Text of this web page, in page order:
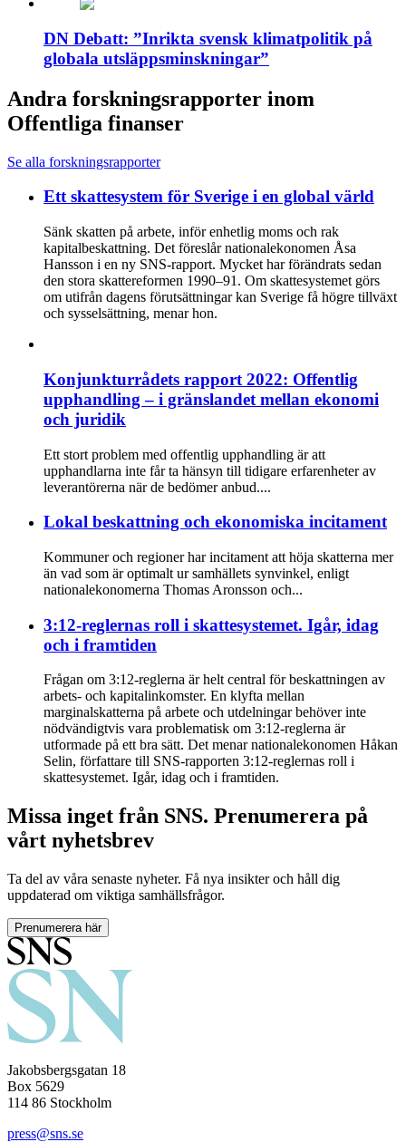
DN Debatt: ”Inrikta svensk klimatpolitik på
globala utsläppsminskningar”
Andra forskningsrapporter inom
Offentliga finanser
Se alla forskningsrapporter
Ett skattesystem för Sverige i en global värld
Sänk skatten på arbete, inför enhetlig moms och rak
kapitalbeskattning. Det föreslår nationalekonomen Åsa
Hansson i en ny SNS-rapport. Mycket har förändrats sedan
den stora skattereformen 1990–91. Om skattesystemet görs
om utifrån dagens förutsättningar kan Sverige få högre tillväxt
och sysselsättning, menar hon.
Konjunkturrådets rapport 2022: Offentlig
upphandling – i gränslandet mellan ekonomi
och juridik
Ett stort problem med offentlig upphandling är att
upphandlarna inte får ta hänsyn till tidigare erfarenheter av
leverantörerna när de bedömer anbud....
Lokal beskattning och ekonomiska incitament
Kommuner och regioner har incitament att höja skatterna mer
än vad som är optimalt ur samhällets synvinkel, enligt
nationalekonomerna Thomas Aronsson och...
3:12-reglernas roll i skattesystemet. Igår, idag
och i framtiden
Frågan om 3:12-reglerna är helt central för beskattningen av
arbets- och kapitalinkomster. En klyfta mellan
marginalskatterna på arbete och utdelningar behöver inte
nödvändigtvis vara problematisk om 3:12-reglerna är
utformade på ett bra sätt. Det menar nationalekonomen Håkan
Selin, författare till SNS-rapporten 3:12-reglernas roll i
skattesystemet. Igår, idag och i framtiden.
Missa inget från SNS. Prenumerera på
vårt nyhetsbrev
Ta del av våra senaste nyheter. Få nya insikter och håll dig
uppdaterad om viktiga samhällsfrågor.
Prenumerera här
Jakobsbergsgatan 18
Box 5629
114 86 Stockholm
press@sns.se